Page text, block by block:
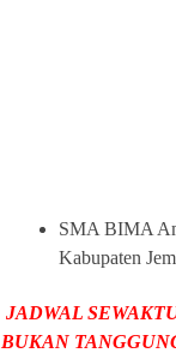
SMA BIMA
Kabupaten
JADWAL
BUKAN